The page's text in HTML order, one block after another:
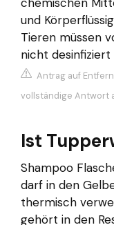
und
Tieren müssen
nicht desinfiziert
Antrag auf
vollständige Antwort
Ist
Shampoo
darf in den
thermisch
gehört in den